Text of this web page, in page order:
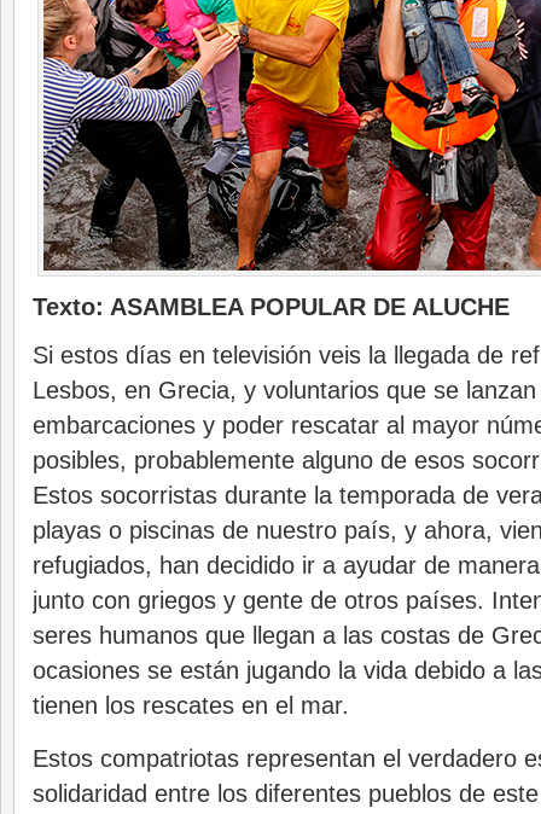
Texto: ASAMBLEA POPULAR DE ALUCHE
Si estos días en televisión veis la llegada de
Lesbos, en Grecia, y voluntarios que se
embarcaciones y poder rescatar al mayor
posibles, probablemente alguno de esos
Estos socorristas durante la temporada de
playas o piscinas de nuestro país, y ahora,
refugiados, han decidido ir a ayudar de
junto con griegos y gente de otros países.
seres humanos que llegan a las costas de
ocasiones se están jugando la vida debido a
tienen los rescates en el mar.
Estos compatriotas representan el verdadero
solidaridad entre los diferentes pueblos de